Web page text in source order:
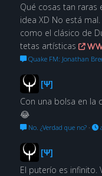
Qué cosas tan raras
idea XD No está
como el clásico de
tetas artísticas
Quake FM: Jonathan
[Ψ]
Con una bolsa en la
😂
No. ¿Verdad que no?·
[Ψ]
El puterío es infinito.